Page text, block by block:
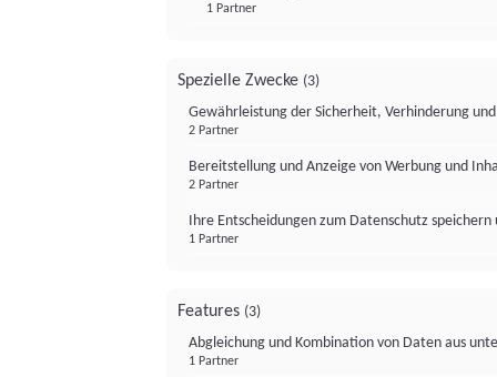
1 Partner
Spezielle Zwecke (3)
Gewährleistung der Sicherheit, Verhinderung
2 Partner
Bereitstellung und Anzeige von Werbung und
2 Partner
Ihre Entscheidungen zum Datenschutz
1 Partner
Features (3)
Abgleichung und Kombination von Daten aus
1 Partner